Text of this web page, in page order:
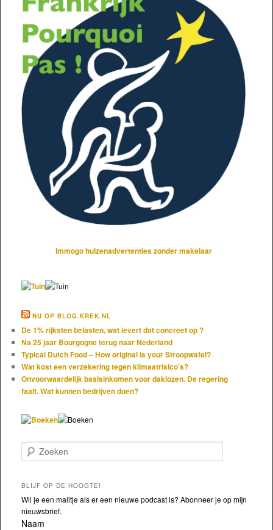
Immogo huizenadvertenties zonder makelaar
NU OP BLOG.KREK.NL
De 1% rijksten belasten, wat levert dat concreet op ?
Na 25 jaar Bourgogne terug naar Nederland
Typical Dutch Food – How original is your Stroopwafel?
Wat kost een verzekering tegen klimaatrisico’s?
Onvoorwaardelijk basisinkomen voor daklozen. De regering
faalt. Wat kunnen bedrijven doen?
Zoeken
BLIJF OP DE HOOGTE!
Wil je een mailtje als er een nieuwe podcast is? Abonneer je op mijn
nieuwsbrief.
Naam